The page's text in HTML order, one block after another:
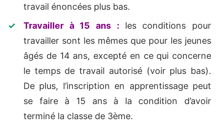
travail énoncées plus bas.
Travailler à 15 ans : les conditions pour
travailler sont les mêmes que pour les jeunes
âgés de 14 ans, excepté en ce qui concerne
le temps de travail autorisé (voir plus bas).
De plus, l’inscription en apprentissage peut
se faire à 15 ans à la condition d’avoir
terminé la classe de 3ème.